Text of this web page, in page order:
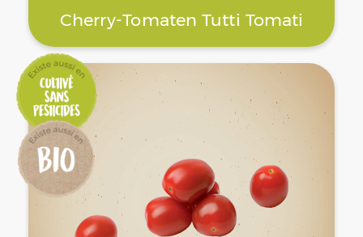
Cherry-Tomaten Tutti Tomati